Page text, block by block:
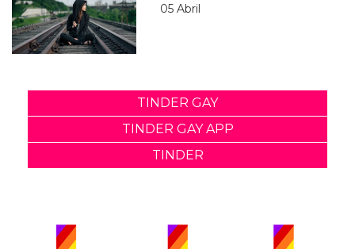
05 Abril
TINDER GAY
TINDER GAY APP
TINDER